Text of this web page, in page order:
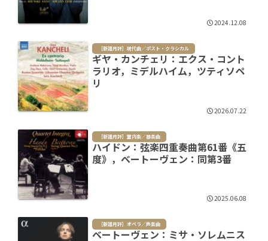
2024.12.08
［新譜月評］現代曲／ポスト・クラシカル
ギヤ・カンチェリ：エクス・コント
ラリオ，ミデルハイム，ツティソペ
リ
2026.07.22
［新譜月評］室内楽／器楽曲
ハイドン：弦楽四重奏曲第61番《五
度》，ベートーヴェン：同第3番
2025.06.08
［新譜月評］オペラ／声楽曲
ベートーヴェン：ミサ・ソレムニス